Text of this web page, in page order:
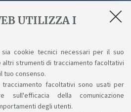
UTILIZZA I
cookie tecnici necessari per il suo
strumenti di tracciamento facoltativi
tuo consenso.
facoltativi sono usati per
sull'efficacia della comunicazione
degli utenti.
esperti nella gestione efficace
biomediche presenti
Open day online: 31 ottobre.